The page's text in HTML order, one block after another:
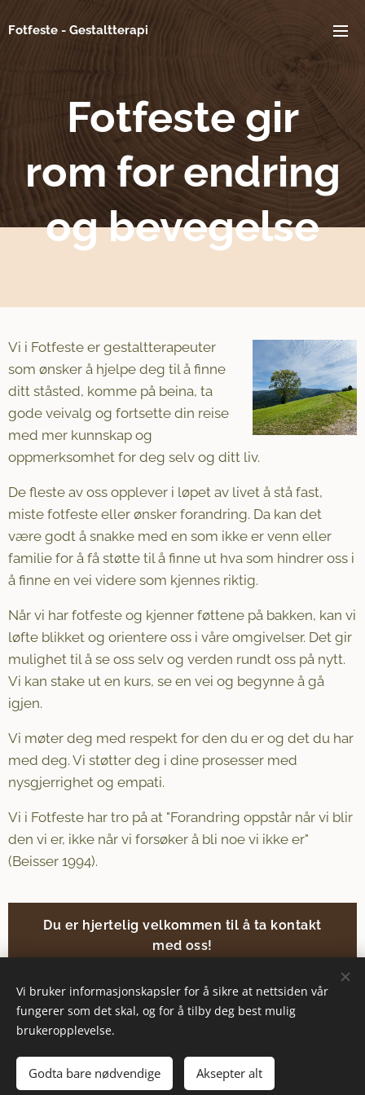
Fotfeste - Gestaltterapi
Fotfeste gir
rom for endring
og bevegelse
Vi i Fotfeste er gestaltterapeuter
som ønsker å hjelpe deg til å finne
ditt ståsted, komme på beina, ta
gode veivalg og fortsette din reise
med mer kunnskap og
oppmerksomhet for deg selv og ditt liv.
De fleste av oss opplever i løpet av livet å stå fast,
miste fotfeste eller ønsker forandring. Da kan det
være godt å snakke med en som ikke er venn eller
familie for å få støtte til å finne ut hva som hindrer oss i
å finne en vei videre som kjennes riktig.
Når vi har fotfeste og kjenner føttene på bakken, kan vi
løfte blikket og orientere oss i våre omgivelser. Det gir
mulighet til å se oss selv og verden rundt oss på nytt.
Vi kan stake ut en kurs, se en vei og begynne å gå
igjen.
Vi møter deg med respekt for den du er og det du har
med deg. Vi støtter deg i dine prosesser med
nysgjerrighet og empati.
Vi i Fotfeste har tro på at "Forandring oppstår når vi blir
den vi er, ikke når vi forsøker å bli noe vi ikke er"
(Beisser 1994).
Du er hjertelig velkommen til å ta kontakt
med oss!
Alle rettigheter forbeholdt
Informasjonskapsler
Vi bruker informasjonskapsler for å sikre at nettsiden vår
fungerer som det skal, og for å tilby deg best mulig
brukeropplevelse.
Godta bare nødvendige Aksepter alt